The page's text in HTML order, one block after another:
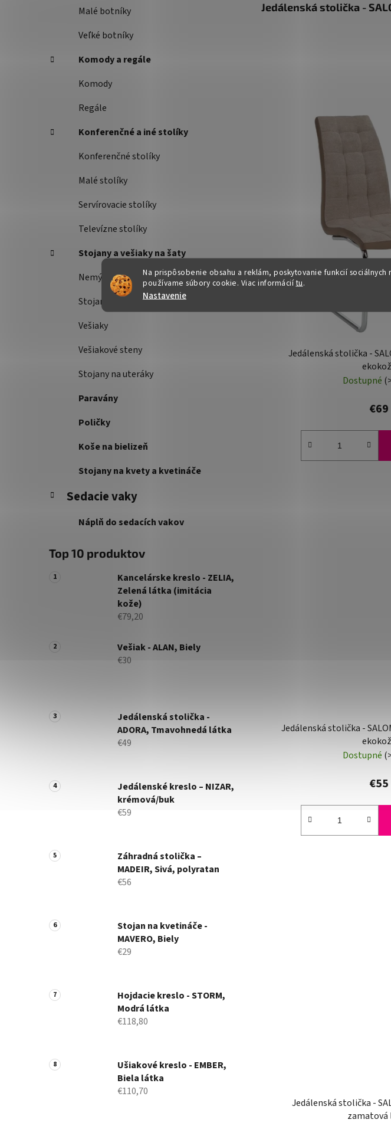
Na prispôsobenie obsahu a reklám, poskytovanie funkcií sociálnych
používame súbory cookie. Viac informáciítu.
Nastavenie
Malé botníky
Veľké botníky
Komody a regále
Komody
Regále
Konferenčné a iné stolíky
Konferenčné stolíky
Malé stolíky
Servírovacie stolíky
Televízne stolíky
Stojany a vešiaky na šaty
Nemý sluha
Stojany na šaty
Vešiaky
Vešiakové steny
Stojany na uteráky
Paravány
Poličky
Koše na bielizeň
Stojany na kvety a kvetináče
Sedacie vaky
Náplň do sedacích vakov
Top 10 produktov
Kancelárske kreslo - ZELIA,
Zelená látka (imitácia
kože)
€79,20
Vešiak - ALAN, Biely
€30
Jedálenská stolička -
ADORA, Tmavohnedá látka
€49
Jedálenské kreslo – NIZAR,
krémová/buk
€59
Záhradná stolička –
MADEIR, Sivá, polyratan
€56
Stojan na kvetináče -
MAVERO, Biely
€29
Hojdacie kreslo - STORM,
Modrá látka
€118,80
Ušiakové kreslo - EMBER,
Biela látka
€110,70
Jedálenská stolička -
Jedálenská stolička -
Dostupné
€69
Jedálenská stolička -
Dostupné
€55
Jedálenská stolička -
zamatová